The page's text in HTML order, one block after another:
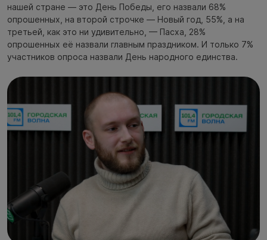
нашей стране — это День Победы, его назвали 68%
опрошенных, на второй строчке — Новый год, 55%, а на
третьей, как это ни удивительно, — Пасха, 28%
опрошенных её назвали главным праздником. И только 7%
участников опроса назвали День народного единства.